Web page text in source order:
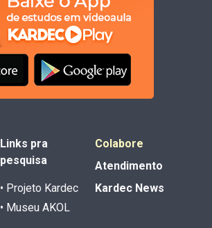
Links pra
pesquisa
• Projeto Kardec
• Museu AKOL
Colabore
Atendimento
Kardec News